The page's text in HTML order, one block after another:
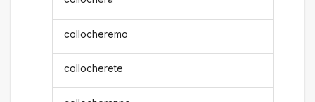
collocheremo
collocherete